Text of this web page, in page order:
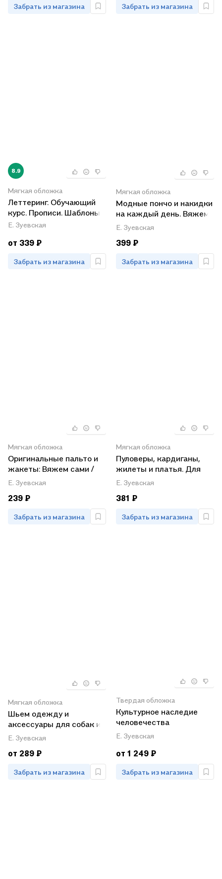
Забрать из магазина Забрать из магазина
8.9
Мягкая обложка
Леттеринг. Обучающий
курс. Прописи. Шаблоны
Е. Зуевская
от 339 ₽
Забрать из магазина
Мягкая обложка
Модные пончо и накидки
на каждый день. Вяжем
спицами
Е. Зуевская
399 ₽
Забрать из магазина
Мягкая обложка
Оригинальные пальто и
жакеты: Вяжем сами /
(мягк). Зуевская Е.
(Контэнт копирайт)
Е. Зуевская
239 ₽
Забрать из магазина
Мягкая обложка
Пуловеры, кардиганы,
жилеты и платья. Для
детей от 2 до 10 лет
Е. Зуевская
381 ₽
Забрать из магазина
Мягкая обложка
Шьем одежду и
аксессуары для собак и
кошек
Е. Зуевская
от 289 ₽
Забрать из магазина
Твердая обложка
Культурное наследие
человечества
Литература Музыка
Искусство (Зуевская)
Е. Зуевская
от 1 249 ₽
Забрать из магазина